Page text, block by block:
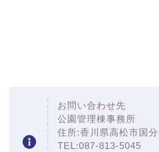
お問い合わせ先
公園管理棟事務所
住所:香川県高松市国
TEL:087-813-5045